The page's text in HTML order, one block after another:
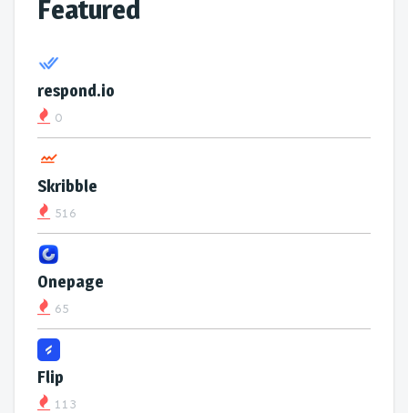
Featured
respond.io
0
Skribble
516
Onepage
65
Flip
113